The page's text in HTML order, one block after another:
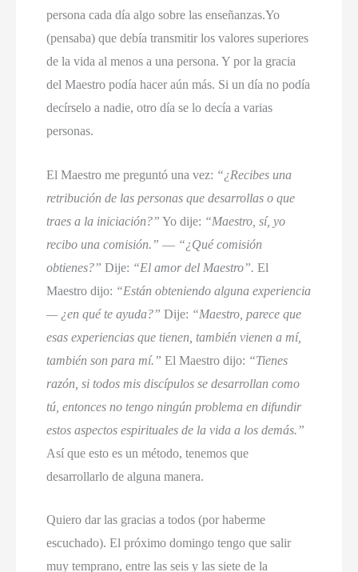
persona cada día algo sobre las enseñanzas.Yo
(pensaba) que debía transmitir los valores superiores
de la vida al menos a una persona. Y por la gracia
del Maestro podía hacer aún más. Si un día no podía
decírselo a nadie, otro día se lo decía a varias
personas.
El Maestro me preguntó una vez: “¿Recibes una
retribución de las personas que desarrollas o que
traes a la iniciación?” Yo dije: “Maestro, sí, yo
recibo una comisión.” — “¿Qué comisión
obtienes?” Dije: “El amor del Maestro”. El
Maestro dijo: “Están obteniendo alguna experiencia
— ¿en qué te ayuda?” Dije: “Maestro, parece que
esas experiencias que tienen, también vienen a mí,
también son para mí.” El Maestro dijo: “Tienes
razón, si todos mis discípulos se desarrollan como
tú, entonces no tengo ningún problema en difundir
estos aspectos espirituales de la vida a los demás.”
Así que esto es un método, tenemos que
desarrollarlo de alguna manera.
Quiero dar las gracias a todos (por haberme
escuchado). El próximo domingo tengo que salir
muy temprano, entre las seis y las siete de la